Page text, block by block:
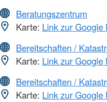
Beratungszentrum
Karte: Link zur Google
Bereitschaften /
Karte: Link zur Google
Bereitschaften /
Karte: Link zur Google